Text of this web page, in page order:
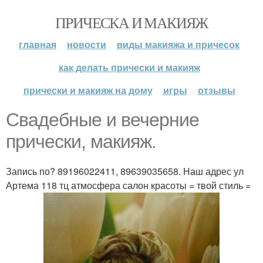
ПРИЧЕСКА И МАКИЯЖ
главная новости
виды макияжа и причесок
как делать прически и макияж
прически и макияж на дому
игры отзывы
Свадебные и вечерние
прически, макияж.
Запись по? 89196022411, 89639035658. Наш адрес ул
Артема 118 тц атмосфера салон красоты = твой стиль =